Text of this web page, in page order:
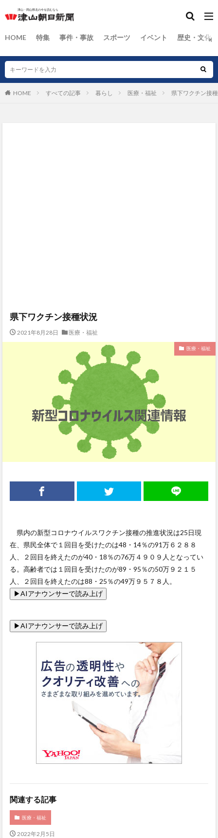
HOME 特集 事件・事故 スポーツ イベント 歴史・文化
HOME すべての記事 暮らし 医療・福祉 県下ワクチン接
県下ワクチン接種状況
2021年8月28日 医療・福祉
医療・福祉
県内の新型コロナウイルスワクチン接種の推進状況は25日現
在、県民全体で１回目を受けたのは48・14％の91万６２８８
人、２回目を終えたのが40・18％の76万４９０９人となってい
る。高齢者では１回目を受けたのが89・95％の50万９２１５
人、２回目を終えたのは88・25％の49万９５７８人。
関連する記事
医療・福祉
2022年2月5日